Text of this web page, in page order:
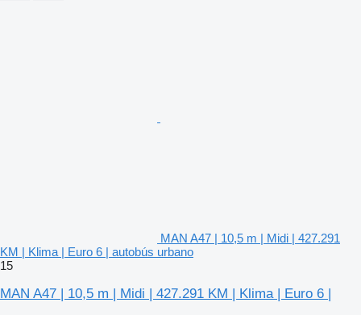
MAN A47 | 10,5 m | Midi | 427.291
KM | Klima | Euro 6 | autobús urbano
15
MAN A47 | 10,5 m | Midi | 427.291 KM | Klima | Euro 6 |